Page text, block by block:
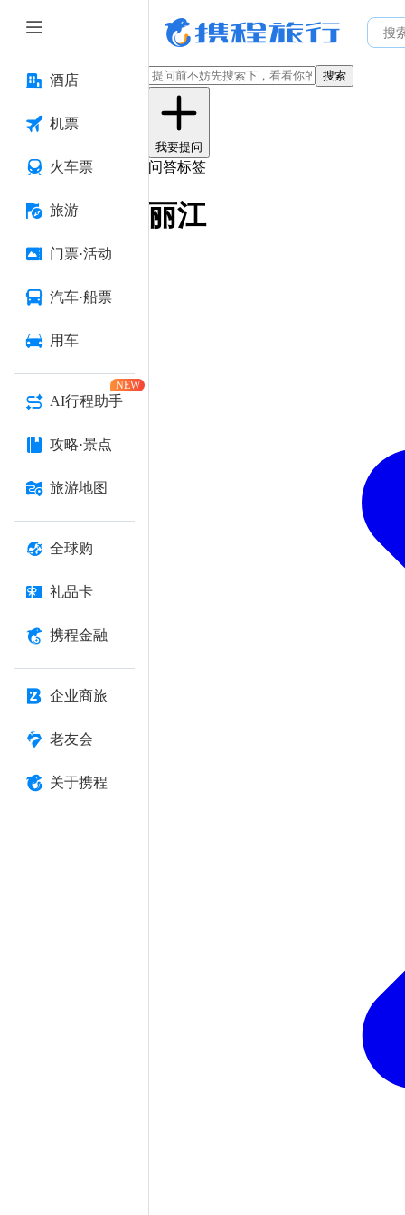
酒店
机票
火车票
旅游
门票·活动
汽车·船票
用车
AI行程助手
NEW
攻略·景点
旅游地图
全球购
礼品卡
携程金融
企业商旅
老友会
关于携程
搜索
我要提问
问答标签
丽江